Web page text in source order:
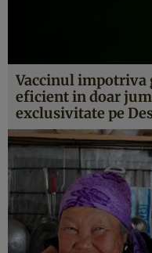
Vaccinul impotriva
eficient in doar
exclusivitate pe